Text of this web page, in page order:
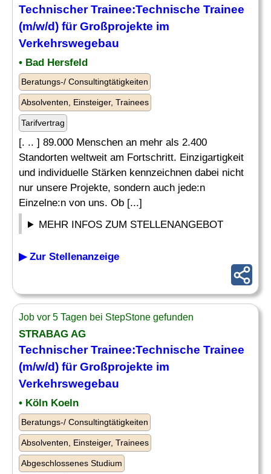
Technischer Trainee:Technische Trainee
(m/w/d) für Großprojekte im
Verkehrswegebau
• Bad Hersfeld
Beratungs-/ Consultingtätigkeiten
Absolventen, Einsteiger, Trainees
Tarifvertrag
[. .. ] 89.000 Menschen an mehr als 2.400
Standorten weltweit am Fortschritt. Einzigartigkeit
und individuelle Stärken kennzeichnen dabei nicht
nur unsere Projekte, sondern auch jede:n
Einzelne:n von uns. Ob [...]
MEHR INFOS ZUM STELLENANGEBOT
▶ Zur Stellenanzeige
Job vor 5 Tagen bei StepStone gefunden
STRABAG AG
Technischer Trainee:Technische Trainee
(m/w/d) für Großprojekte im
Verkehrswegebau
• Köln Koeln
Beratungs-/ Consultingtätigkeiten
Absolventen, Einsteiger, Trainees
Abgeschlossenes Studium